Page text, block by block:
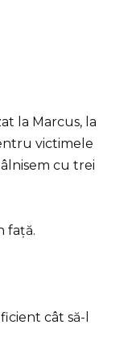
la Marcus, la
victimele
cu trei
față.
cât să-l